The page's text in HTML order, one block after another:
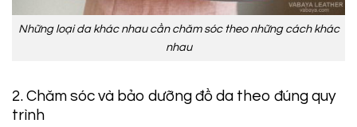
Những loại da khác nhau cần chăm sóc theo những cách khác
nhau
2. Chăm sóc và bảo dưỡng đồ da theo đúng quy
trình